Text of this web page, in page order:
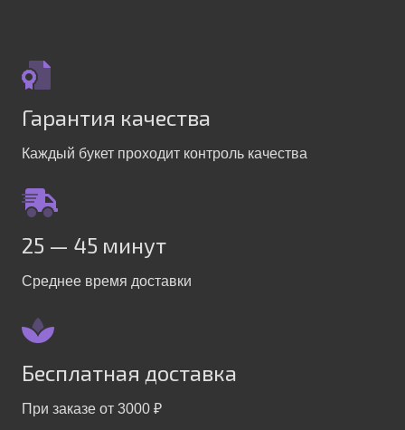
Гарантия качества
Каждый букет проходит контроль качества
25 — 45 минут
Среднее время доставки
Бесплатная доставка
При заказе от 3000 ₽